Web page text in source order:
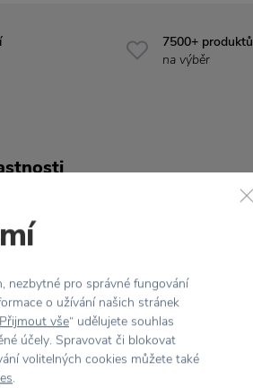
7500+ produktů
na výběr
produktu
nezbytné pro správné fungování
o užívání našich stránek
Přijmout vše“ udělujete souhlas
účely. Spravovat či blokovat
volitelných cookies můžete také
.